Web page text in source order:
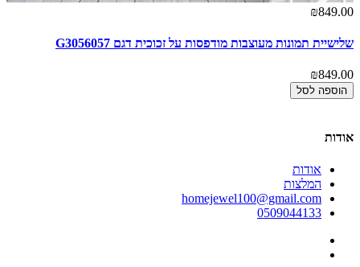
₪849.00
שלישיית תמונות מעוצבות מודפסות על זכוכית דגם G3056057
₪849.00
הוספה לסל
אודות
אודות
המלצות
homejewel100@gmail.com
0509044133